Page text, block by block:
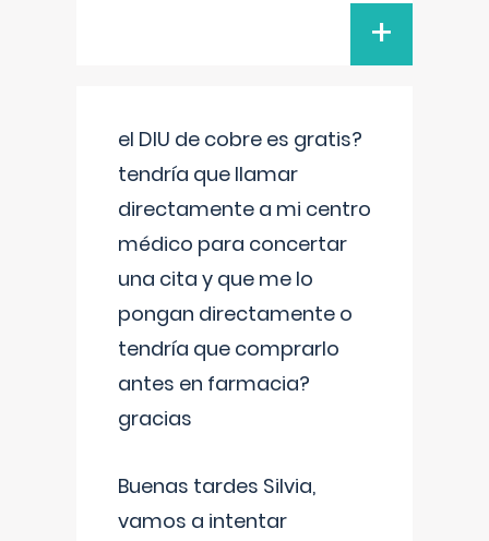
+
el DIU de cobre es gratis?
tendría que llamar
directamente a mi centro
médico para concertar
una cita y que me lo
pongan directamente o
tendría que comprarlo
antes en farmacia?
gracias
Buenas tardes Silvia,
vamos a intentar